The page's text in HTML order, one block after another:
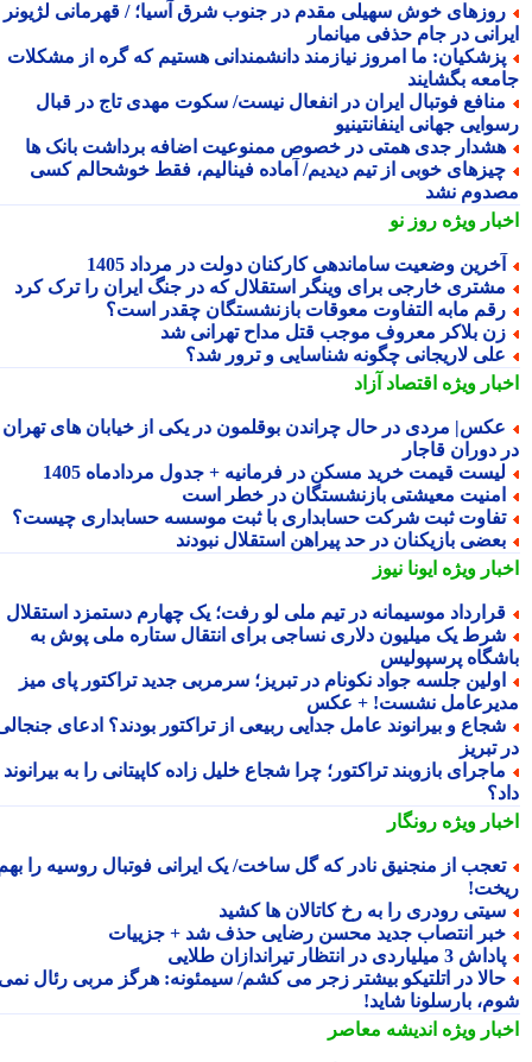
خوش سهیلی مقدم در جنوب شرق آسیا؛ / قهرمانی لژیونر
در جام حذفی میانمار
ما امروز نیازمند دانشمندانی هستیم که گره از مشکلات
بگشایند
فوتبال ایران در انفعال نیست/ سکوت مهدی تاج در قبال
جهانی اینفانتینیو
جدی همتی در خصوص ممنوعیت اضافه برداشت بانک ها
خوبی از تیم دیدیم/ آماده فینالیم، فقط خوشحالم کسی
نشد
ویژهروز نو
وضعیت ساماندهی کارکنان دولت در مرداد 1405
خارجی برای وینگر استقلال که در جنگ ایران را ترک کرد
مابه التفاوت معوقات بازنشستگان چقدر است؟
بلاکر معروف موجب قتل مداح تهرانی شد
لاریجانی چگونه شناسایی و ترور شد؟
ویژهاقتصاد آزاد
مردی در حال چراندن بوقلمون در یکی از خیابان های تهران
دوران قاجار
قیمت خرید مسکن در فرمانیه + جدول مردادماه 1405
معیشتی بازنشستگان در خطر است
ثبت شرکت حسابداری با ثبت موسسه حسابداری چیست؟
بازیکنان در حد پیراهن استقلال نبودند
ویژهایونا نیوز
موسیمانه در تیم ملی لو رفت؛ یک چهارم دستمزد استقلال
یک میلیون دلاری نساجی برای انتقال ستاره ملی پوش به
پرسپولیس
جلسه جواد نکونام در تبریز؛ سرمربی جدید تراکتور پای میز
نشست! + عکس
و بیرانوند عامل جدایی ربیعی از تراکتور بودند؟ ادعای جنجالی
تبریز
بازوبند تراکتور؛ چرا شجاع خلیل زاده کاپیتانی را به بیرانوند
ویژهرونگار
از منجنیق نادر که گل ساخت/ یک ایرانی فوتبال روسیه را بهم
رودری را به رخ کاتالان ها کشید
انتصاب جدید محسن رضایی حذف شد + جزییات
3 میلیاردی در انتظار تیراندازان طلایی
در اتلتیکو بیشتر زجر می کشم/ سیمئونه: هرگز مربی رئال نمی
بارسلونا شاید!
ویژهاندیشه معاصر